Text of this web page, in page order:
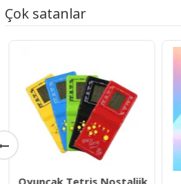
Çok satanlar